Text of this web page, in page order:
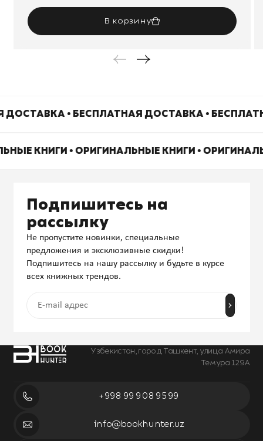
В корзину
ДОСТАВКА • БЕСПЛАТНАЯ ДОСТАВКА •
КНИГИ • ОРИГИНАЛЬНЫЕ КНИГИ •
Узбекистан, город Ташкент, улица Амира
Темура 129А
+998 99 908 95 99
info@bookhunter.uz
Подпишитесь на
рассылку
Не пропустите новинки, специальные
предложения и эксклюзивные скидки!
Подпишитесь на нашу рассылку и будьте в курсе
всех книжных трендов.